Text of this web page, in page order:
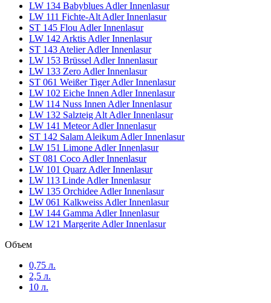
LW 134 Babyblues Adler Innenlasur
LW 111 Fichte-Alt Adler Innenlasur
ST 145 Flou Adler Innenlasur
LW 142 Arktis Adler Innenlasur
ST 143 Atelier Adler Innenlasur
LW 153 Brüssel Adler Innenlasur
LW 133 Zero Adler Innenlasur
ST 061 Weißer Tiger Adler Innenlasur
LW 102 Eiche Innen Adler Innenlasur
LW 114 Nuss Innen Adler Innenlasur
LW 132 Salzteig Alt Adler Innenlasur
LW 141 Meteor Adler Innenlasur
ST 142 Salam Aleikum Adler Innenlasur
LW 151 Limone Adler Innenlasur
ST 081 Coco Adler Innenlasur
LW 101 Quarz Adler Innenlasur
LW 113 Linde Adler Innenlasur
LW 135 Orchidee Adler Innenlasur
LW 061 Kalkweiss Adler Innenlasur
LW 144 Gamma Adler Innenlasur
LW 121 Margerite Adler Innenlasur
Объем
0,75 л.
2,5 л.
10 л.